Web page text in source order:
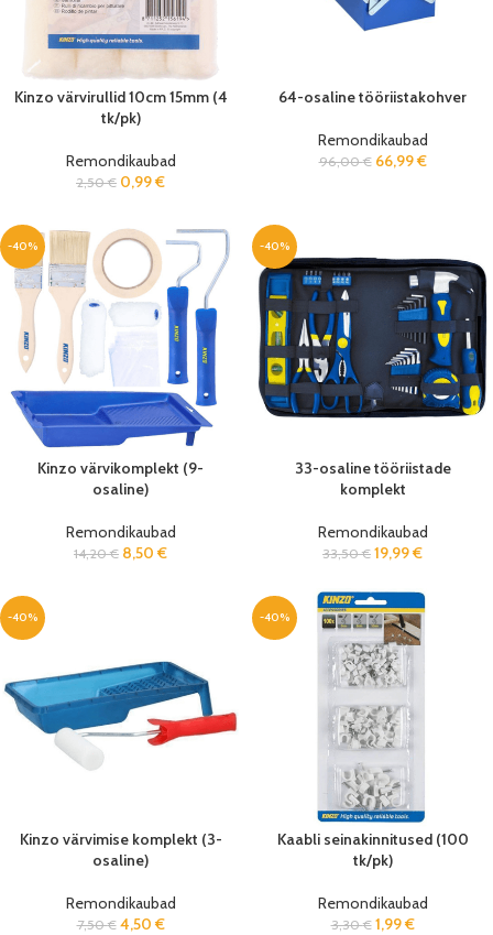
Kinzo värvirullid 10cm 15mm (4
tk/pk)
Remondikaubad
2,50€ 0,99€
64-osaline tööriistakohver
Remondikaubad
96,00€ 66,99€
-40%
Kinzo värvikomplekt (9-
osaline)
Remondikaubad
14,20€ 8,50 €
-40%
33-osaline tööriistade
komplekt
Remondikaubad
33,50€ 19,99€
-40%
Kinzo värvimise komplekt (3-
osaline)
Remondikaubad
7,50€ 4,50 €
-40%
Kaabli seinakinnitused (100
tk/pk)
Remondikaubad
3,30€ 1,99€